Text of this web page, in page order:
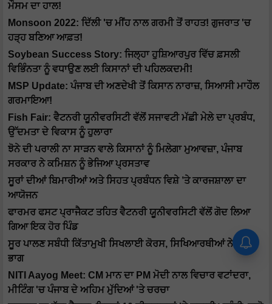
ਮੌਸਮ ਦਾ ਹਾਲ!
Monsoon 2022: ਦਿੱਲੀ 'ਚ ਮੀਂਹ ਨਾਲ ਗਰਮੀ ਤੋਂ ਰਾਹਤ! ਗੁਜਰਾਤ 'ਚ
ਹੜ੍ਹ ਬਣਿਆ ਆਫ਼ਤ!
Soybean Success Story: ਜਿਲ੍ਹਾ ਹੁਸ਼ਿਆਰਪੁਰ ਵਿੱਚ ਫ਼ਸਲੀ
ਵਿਭਿੰਨਤਾ ਨੂੰ ਵਧਾਉਣ ਲਈ ਕਿਸਾਨਾਂ ਦੀ ਪਹਿਲਕਦਮੀ!
MSP Update: ਪੰਜਾਬ ਦੀ ਅਣਦੇਖੀ ਤੋਂ ਕਿਸਾਨ ਨਾਰਾਜ਼, ਸਿਆਸੀ ਮਾਹੌਲ
ਗਰਮਾਇਆ!
Fish Fair: ਵੈਟਨਰੀ ਯੂਨੀਵਰਸਿਟੀ ਵੱਲੋਂ ਸਜਾਵਟੀ ਮੱਛੀ ਮੇਲੇ ਦਾ ਪ੍ਰਬੰਧ,
ਉੱਦਮਤਾ ਦੇ ਵਿਕਾਸ ਨੂੰ ਹੁਲਾਰਾ
ਝੋਨੇ ਦੀ ਪਰਾਲੀ ਨਾ ਸਾੜਨ ਵਾਲੇ ਕਿਸਾਨਾਂ ਨੂੰ ਮਿਲੇਗਾ ਮੁਆਵਜ਼ਾ, ਪੰਜਾਬ
ਸਰਕਾਰ ਨੇ ਕਮਿਸ਼ਨ ਨੂੰ ਭੇਜਿਆ ਪ੍ਰਸਤਾਵ
ਸੂਰਾਂ ਦੀਆਂ ਬਿਮਾਰੀਆਂ ਅਤੇ ਸਿਹਤ ਪ੍ਰਬੰਧਨ ਵਿਸ਼ੇ ’ਤੇ ਕਾਰਜਸ਼ਾਲਾ ਦਾ
ਆਯੋਜਨ
ਫਾਰਮਰ ਫਸਟ ਪ੍ਰਾਜੈਕਟ ਤਹਿਤ ਵੈਟਨਰੀ ਯੂਨੀਵਰਸਿਟੀ ਵੱਲੋਂ ਗੋਦ ਲਿਆ
ਗਿਆ ਇਕ ਹੋਰ ਪਿੰਡ
ਸੂਰ ਪਾਲਣ ਸਬੰਧੀ ਕਿੱਤਾਮੁਖੀ ਸਿਖਲਾਈ ਕੋਰਸ, ਸਿਖਿਆਰਥੀਆਂ ਨੇ ਲਿਆ
ਭਾਗ
NITI Aayog Meet: CM ਮਾਨ ਦਾ PM ਮੋਦੀ ਨਾਲ ਵਿਚਾਰ ਵਟਾਂਦਰਾ,
ਮੀਟਿੰਗ 'ਚ ਪੰਜਾਬ ਦੇ ਅਹਿਮ ਮੁੱਦਿਆਂ 'ਤੇ ਚਰਚਾ